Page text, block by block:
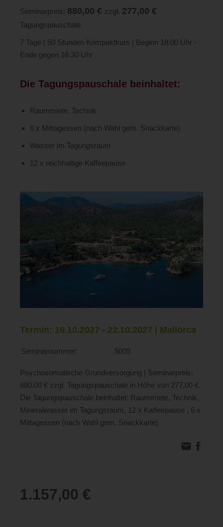
Seminarpreis: 880,00 € zzgl. 277,00 €
Tagungspauschale
7 Tage | 50 Stunden Kompaktkurs | Beginn 18:00 Uhr -
Ende gegen 16:30 Uhr
Die Tagungspauschale beinhaltet:
Raummiete, Technik
6 x Mittagessen (nach Wahl gem. Snackkarte)
Wasser im Tagungsraum
12 x reichhaltige Kaffeepause
Termin: 16.10.2027 - 22.10.2027 | Mallorca
Seminarnummer: 5009
Psychosomatische Grundversorgung | Seminarpreis:
880,00 € zzgl. Tagungspauschale in Höhe von 277,00 €.
Die Tagungspauschale beinhaltet: Raummiete, Technik,
Mineralwasser im Tagungsraum, 12 x Kaffeepause , 6 x
Mittagessen (nach Wahl gem. Snackkarte)
1.157,00 €